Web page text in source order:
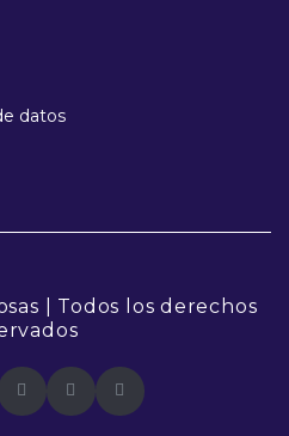
datos
| Todos los derechos